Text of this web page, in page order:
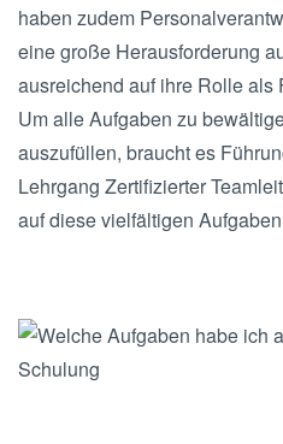
haben zudem
eine große Herausforderung
ausreichend auf ihre Rolle als
Um alle Aufgaben zu
auszufüllen, braucht es
Lehrgang Zertifizierter
auf diese vielfältigen